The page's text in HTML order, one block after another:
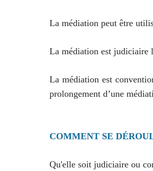
La médiation peut être
La médiation est judiciaire
La médiation est
prolongement d’une
COMMENT SE
Qu'elle soit judiciaire ou